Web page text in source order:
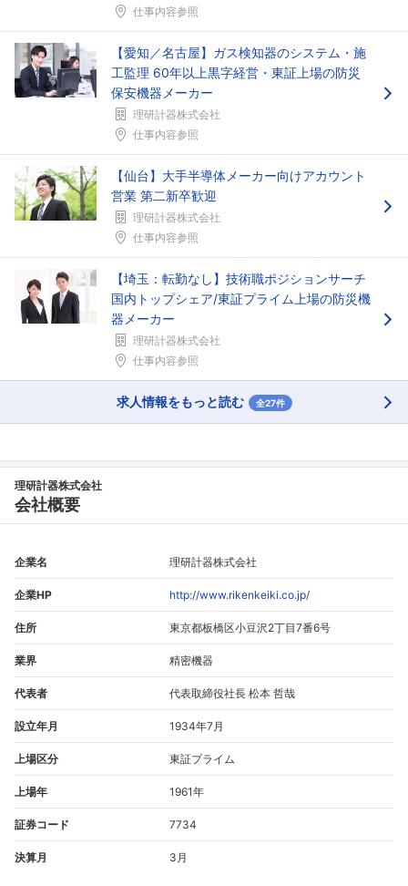
仕事内容参照
【愛知／名古屋】ガス検知器のシステム・施
工監理 60年以上黒字経営・東証上場の防災
保安機器メーカー
理研計器株式会社
仕事内容参照
【仙台】大手半導体メーカー向けアカウント
営業 第二新卒歓迎
理研計器株式会社
仕事内容参照
【埼玉：転勤なし】技術職ポジションサーチ
国内トップシェア/東証プライム上場の防災機
器メーカー
理研計器株式会社
仕事内容参照
求人情報をもっと読む 全27件
理研計器株式会社
会社概要
企業名 理研計器株式会社
企業HP http://www.rikenkeiki.co.jp/
住所 東京都板橋区小豆沢2丁目7番6号
業界 精密機器
代表者 代表取締役社長 松本 哲哉
設立年月 1934年7月
上場区分 東証プライム
上場年 1961年
証券コード 7734
決算月 3月